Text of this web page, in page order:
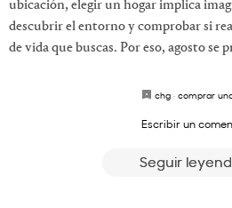
ubicación, elegir un hogar implica
descubrir el entorno y comprobar si
de vida que buscas. Por eso, agosto se
chg · comprar
Escribir un
Seguir